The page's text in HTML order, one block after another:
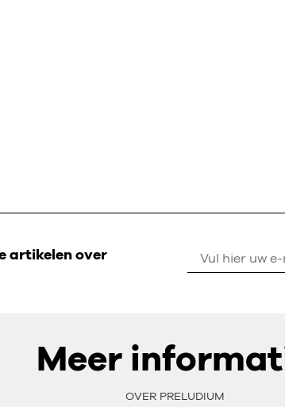
artikelen over
Meer
OVER PRELUDIUM